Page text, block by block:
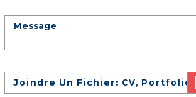
Joindre Un Fichier: CV, Portfolio